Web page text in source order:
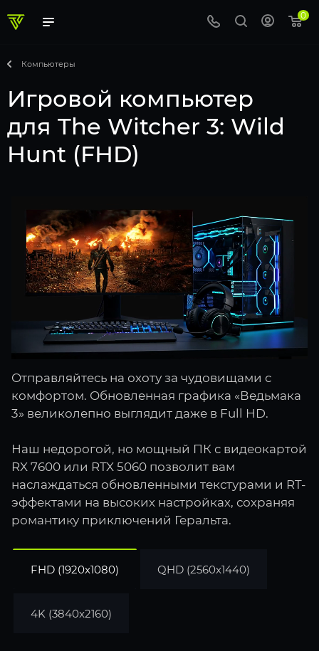
0
Компьютеры
Игровой компьютер
для The Witcher 3: Wild
Hunt (FHD)
Отправляйтесь на охоту за чудовищами с
комфортом. Обновленная графика «Ведьмака
3» великолепно выглядит даже в Full HD.
Наш недорогой, но мощный ПК с видеокартой
RX 7600 или RTX 5060 позволит вам
наслаждаться обновленными текстурами и RT-
эффектами на высоких настройках, сохраняя
романтику приключений Геральта.
FHD (1920x1080) QHD (2560x1440)
4K (3840x2160)